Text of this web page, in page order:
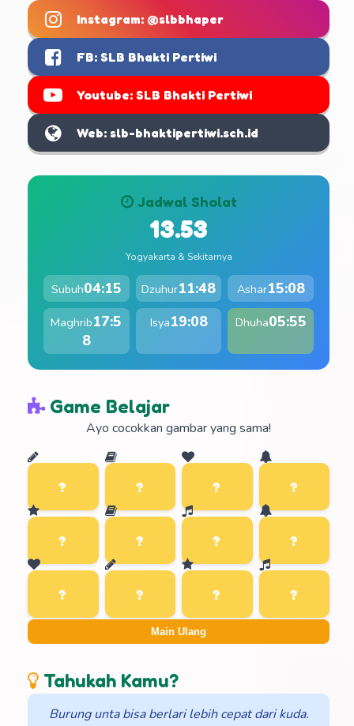
Instagram: @slbbhaper
FB: SLB Bhakti Pertiwi
Youtube: SLB Bhakti Pertiwi
Web: slb-bhaktipertiwi.sch.id
Jadwal Sholat
13.53
Yogyakarta & Sekitarnya
Subuh04:15 Dzuhur11:48 Ashar15:08
Maghrib17:5
8
Isya19:08 Dhuha05:55
Game Belajar
Ayo cocokkan gambar yang sama!
Main Ulang
Tahukah Kamu?
Burung unta bisa berlari lebih cepat dari kuda.